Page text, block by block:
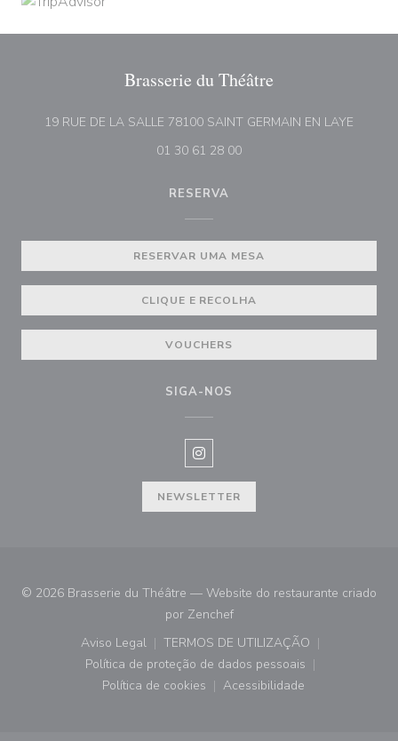
Brasserie du Théâtre
19 RUE DE LA SALLE 78100 SAINT GERMAIN EN LAYE
01 30 61 28 00
RESERVA
RESERVAR UMA MESA
CLIQUE E RECOLHA
VOUCHERS
SIGA-NOS
Instagram ((abre numa nova
NEWSLETTER
© 2026 Brasserie du Théâtre — Website do restaurante criado
por Zenchef((abre numa nova janela))
Aviso Legal
((abre numa nova janela))
TERMOS DE UTILIZAÇÃO
((abre numa nova janela))
Política de proteção de dados pessoais
((abre numa nova janela))
Política de cookies
((abre numa nova janela))
Acessibilidade
((abre numa nova